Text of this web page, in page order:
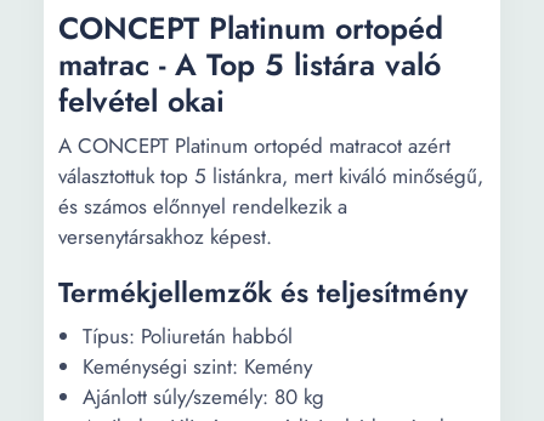
CONCEPT Platinum ortopéd
matrac - A Top 5 listára való
felvétel okai
A CONCEPT Platinum ortopéd matracot azért
választottuk top 5 listánkra, mert kiváló minőségű,
és számos előnnyel rendelkezik a
versenytársakhoz képest.
Termékjellemzők és teljesítmény
Típus: Poliuretán habból
Keménységi szint: Kemény
Ajánlott súly/személy: 80 kg